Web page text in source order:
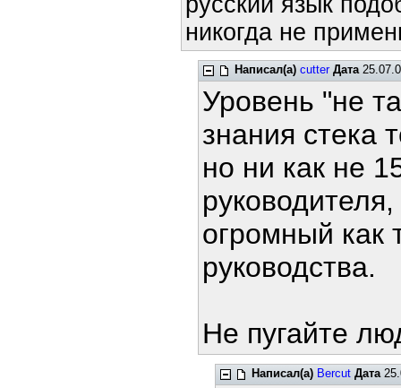
никогда не
Написал(а) cutter Дата
Уровень "не
знания стека
но ни как не
огромный как
руководства.
Не пугайте
Написал(а) Bercut Дата